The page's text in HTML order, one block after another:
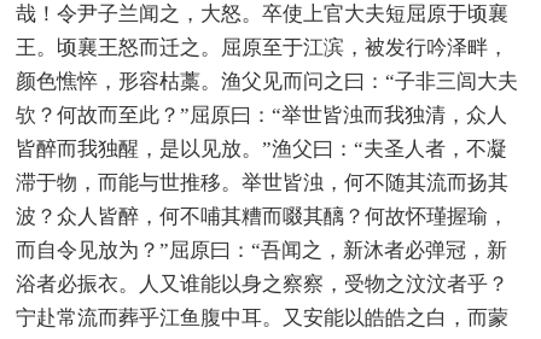
哉！令尹子兰闻之，大怒。卒使上官大夫短屈原于顷襄
王。顷襄王怒而迁之。屈原至于江滨，被发行吟泽畔，
颜色憔悴，形容枯藁。渔父见而问之曰：“子非三闾大夫
欤？何故而至此？”屈原曰：“举世皆浊而我独清，众人
皆醉而我独醒，是以见放。”渔父曰：“夫圣人者，不凝
滞于物，而能与世推移。举世皆浊，何不随其流而扬其
波？众人皆醉，何不哺其糟而啜其醨？何故怀瑾握瑜，
而自令见放为？”屈原曰：“吾闻之，新沐者必弹冠，新
浴者必振衣。人又谁能以身之察察，受物之汶汶者乎？
宁赴常流而葬乎江鱼腹中耳。又安能以皓皓之白，而蒙